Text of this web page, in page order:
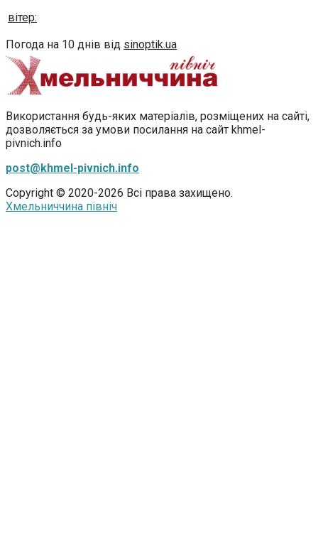
вітер:
Погода на 10 днів від sinoptik.ua
Використання будь-яких матеріалів, розміщених на сайті,
дозволяється за умови посилання на сайт khmel-
pivnich.info
post@khmel-pivnich.info
Copyright © 2020-2026 Всі права захищено.
Хмельниччина північ